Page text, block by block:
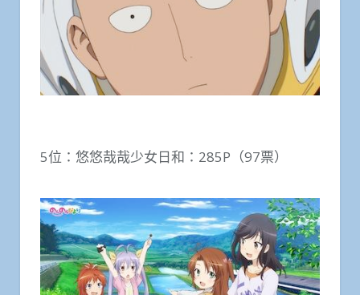
5位：悠悠哉哉少女日和：285P（97票）